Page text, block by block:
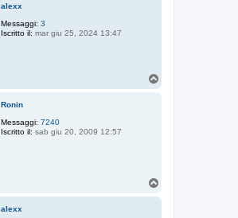
alexx
Messaggi: 3
Iscritto il: mar giu 25, 2024 13:47
Ronin
Messaggi: 7240
Iscritto il: sab giu 20, 2009 12:57
alexx